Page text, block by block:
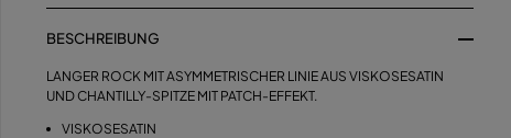
BESCHREIBUNG
LANGER ROCK MIT ASYMMETRISCHER LINIE AUS VISKOSESATIN
UND CHANTILLY-SPITZE MIT PATCH-EFFEKT.
VISKOSESATIN